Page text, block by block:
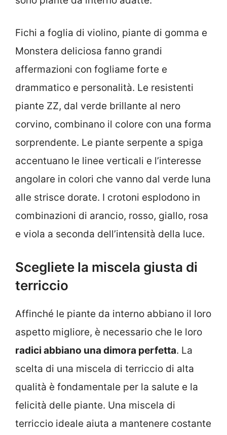
Fichi a foglia di violino, piante di gomma e
Monstera deliciosa fanno grandi
affermazioni con fogliame forte e
drammatico e personalità. Le resistenti
piante ZZ, dal verde brillante al nero
corvino, combinano il colore con una forma
sorprendente. Le piante serpente a spiga
accentuano le linee verticali e l’interesse
angolare in colori che vanno dal verde luna
alle strisce dorate. I crotoni esplodono in
combinazioni di arancio, rosso, giallo, rosa
e viola a seconda dell’intensità della luce.
Scegliete la miscela giusta di
terriccio
Affinché le piante da interno abbiano il loro
aspetto migliore, è necessario che le loro
radici abbiano una dimora perfetta. La
scelta di una miscela di terriccio di alta
qualità è fondamentale per la salute e la
felicità delle piante. Una miscela di
terriccio ideale aiuta a mantenere costante